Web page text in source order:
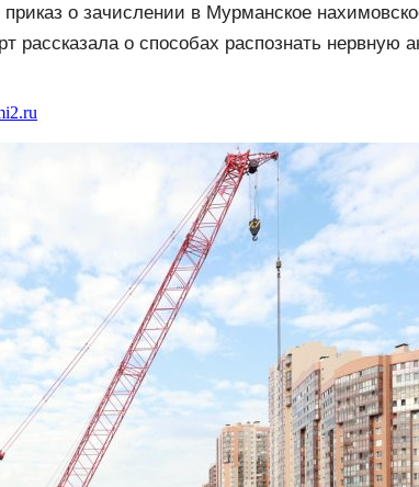
приказ о зачислении в Мурманское
рассказала о способах распознать нервную